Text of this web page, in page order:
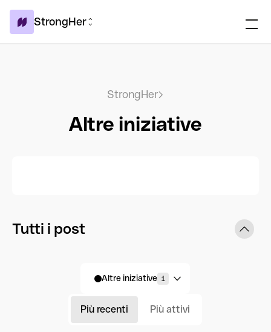
StrongHer
StrongHer
Altre iniziative
Tutti i post
Altre iniziative 1
Più recenti Più attivi